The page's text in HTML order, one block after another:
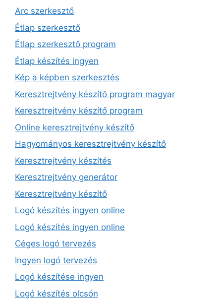
Arc szerkesztő
Étlap szerkesztő
Étlap szerkesztő program
Étlap készítés ingyen
Kép a képben szerkesztés
Keresztrejtvény készítő program magyar
Keresztrejtvény készítő program
Online keresztrejtvény készítő
Hagyományos keresztrejtvény készítő
Keresztrejtvény készítés
Keresztrejtvény generátor
Keresztrejtvény készítő
Logó készítés ingyen online
Logó készítés ingyen online
Céges logó tervezés
Ingyen logó tervezés
Logó készítése ingyen
Logó készítés olcsón